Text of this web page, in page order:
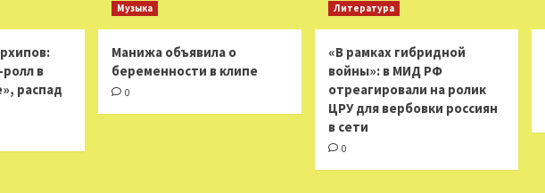
в
распад
Музыка
Манижа объявила о
беременности в клипе
0
Литература
«В рамках гибридной
войны»: в МИД РФ
отреагировали на ролик
ЦРУ для вербовки россиян
в сети
0